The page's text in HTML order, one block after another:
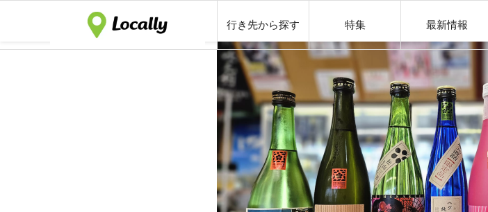
行き先から探す 特集 最新情報